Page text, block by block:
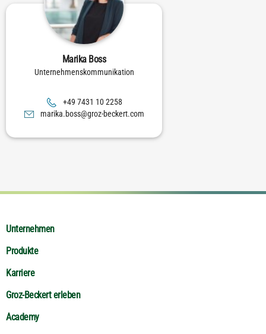
Marika Boss
Unternehmenskommunikation
8522 01 1347 94+
moc.trekceb-zorg@ssob.akiram
Unternehmen
Produkte
Karriere
Groz-Beckert erleben
Academy